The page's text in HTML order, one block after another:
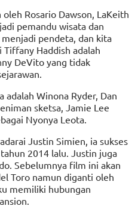
Rosario Dawson, LaKeith
pemandu wisata dan
pendeta, dan kita
Haddish adalah
DeVito yang tidak
Winona Ryder, Dan
sketsa, Jamie Lee
Nyonya Leota.
Justin Simien, ia sukses
2014 lalu. Justin juga
Sebelumnya film ini akan
Toro namun diganti oleh
memiliki hubungan